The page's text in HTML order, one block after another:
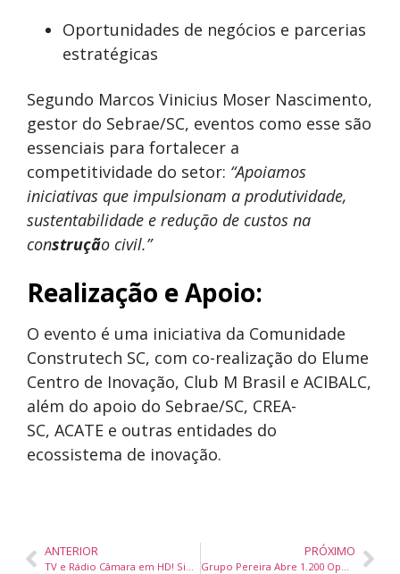
Oportunidades de negócios e parcerias
estratégicas
Segundo Marcos Vinicius Moser Nascimento,
gestor do Sebrae/SC, eventos como esse são
essenciais para fortalecer a
competitividade do setor: “Apoiamos
iniciativas que impulsionam a produtividade,
sustentabilidade e redução de custos na
construção civil.”
Realização e Apoio:
O evento é uma iniciativa da Comunidade
Construtech SC, com co-realização do Elume
Centro de Inovação, Club M Brasil e ACIBALC,
além do apoio do Sebrae/SC, CREA-
SC, ACATE e outras entidades do
ecossistema de inovação.
ANTERIOR
TV e Rádio Câmara em HD! Sinal Expandido Via Satélite para Todo o Brasil
PRÓXIMO
Grupo Pereira Abre 1.200 Oportunidades em SC em Semana de Contratação Especial